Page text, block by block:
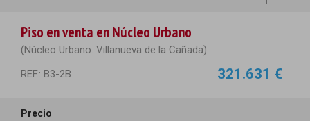
Piso en venta en Núcleo Urbano
(Núcleo Urbano. Villanueva de la Cañada)
REF.: B3-2B
321.631 €
Precio